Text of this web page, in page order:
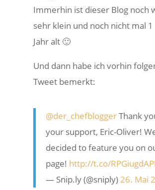
Immerhin ist dieser Blog noch
sehr klein und noch nicht mal 1
Jahr alt 🙂
Und dann habe ich vorhin
Tweet bemerkt:
@der_chefbloggerThank
your support, Eric-Oliver!
decided to feature you on
page! http://t.co/
— Snip.ly (@sniply)26. Mai